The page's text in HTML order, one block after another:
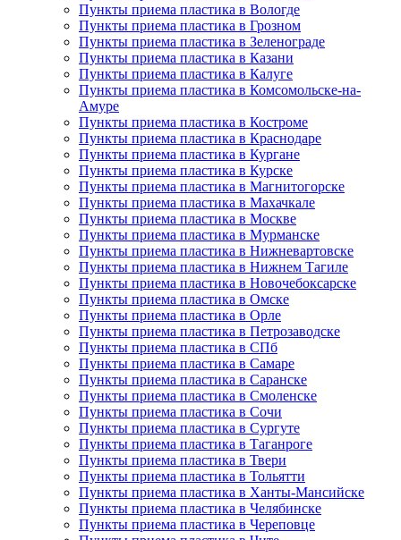
Пункты приема пластика в Вологде
Пункты приема пластика в Грозном
Пункты приема пластика в Зеленограде
Пункты приема пластика в Казани
Пункты приема пластика в Калуге
Пункты приема пластика в Комсомольске-на-
Амуре
Пункты приема пластика в Костроме
Пункты приема пластика в Краснодаре
Пункты приема пластика в Кургане
Пункты приема пластика в Курске
Пункты приема пластика в Магнитогорске
Пункты приема пластика в Махачкале
Пункты приема пластика в Москве
Пункты приема пластика в Мурманске
Пункты приема пластика в Нижневартовске
Пункты приема пластика в Нижнем Тагиле
Пункты приема пластика в Новочебоксарске
Пункты приема пластика в Омске
Пункты приема пластика в Орле
Пункты приема пластика в Петрозаводске
Пункты приема пластика в СПб
Пункты приема пластика в Самаре
Пункты приема пластика в Саранске
Пункты приема пластика в Смоленске
Пункты приема пластика в Сочи
Пункты приема пластика в Сургуте
Пункты приема пластика в Таганроге
Пункты приема пластика в Твери
Пункты приема пластика в Тольятти
Пункты приема пластика в Ханты-Мансийске
Пункты приема пластика в Челябинске
Пункты приема пластика в Череповце